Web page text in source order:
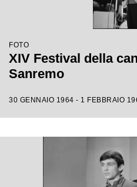
FOTO
XIV Festival della
Sanremo
30 GENNAIO 1964 - 1 FEBBRAIO